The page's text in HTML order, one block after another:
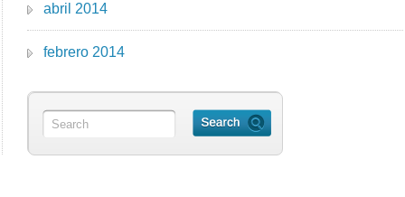
abril 2014
febrero 2014